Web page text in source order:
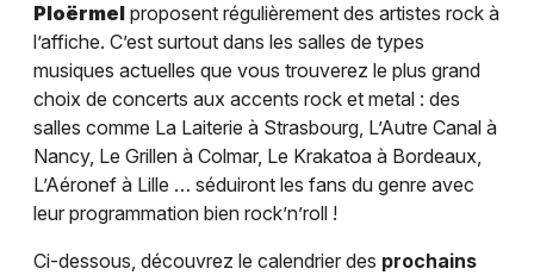
Ploërmel proposent régulièrement des artistes rock à
l’affiche. C’est surtout dans les salles de types
musiques actuelles que vous trouverez le plus grand
choix de concerts aux accents rock et metal : des
salles comme La Laiterie à Strasbourg, L’Autre Canal à
Nancy, Le Grillen à Colmar, Le Krakatoa à Bordeaux,
L’Aéronef à Lille … séduiront les fans du genre avec
leur programmation bien rock’n’roll !
Ci-dessous, découvrez le calendrier des prochains